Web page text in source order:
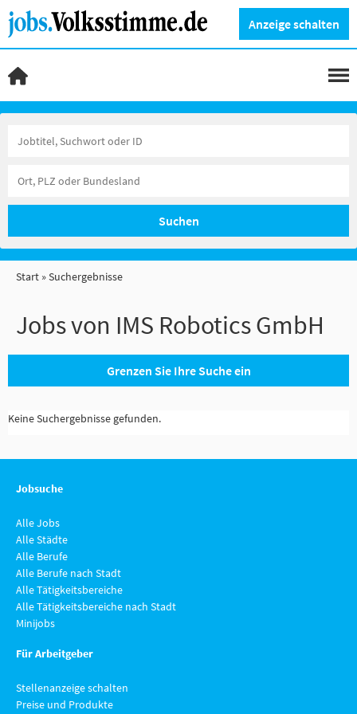
Anzeige schalten
Suchen
Start Suchergebnisse
Jobs von IMS Robotics GmbH
Grenzen Sie Ihre Suche ein
Keine Suchergebnisse gefunden.
Jobsuche
Alle Jobs
Alle Städte
Alle Berufe
Alle Berufe nach Stadt
Alle Tätigkeitsbereiche
Alle Tätigkeitsbereiche nach Stadt
Minijobs
Für Arbeitgeber
Stellenanzeige schalten
Preise und Produkte